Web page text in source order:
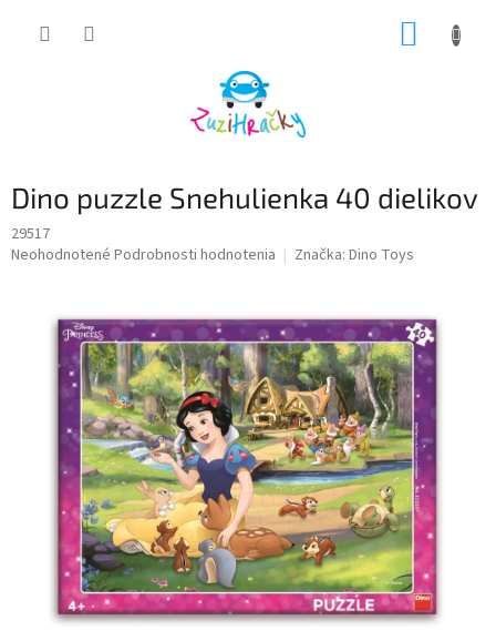
Dino puzzle Snehulienka 40 dielikov
29517
Priemerné
hviezdičiek.
Neohodnotené Podrobnosti hodnotenia Značka: Dino Toys